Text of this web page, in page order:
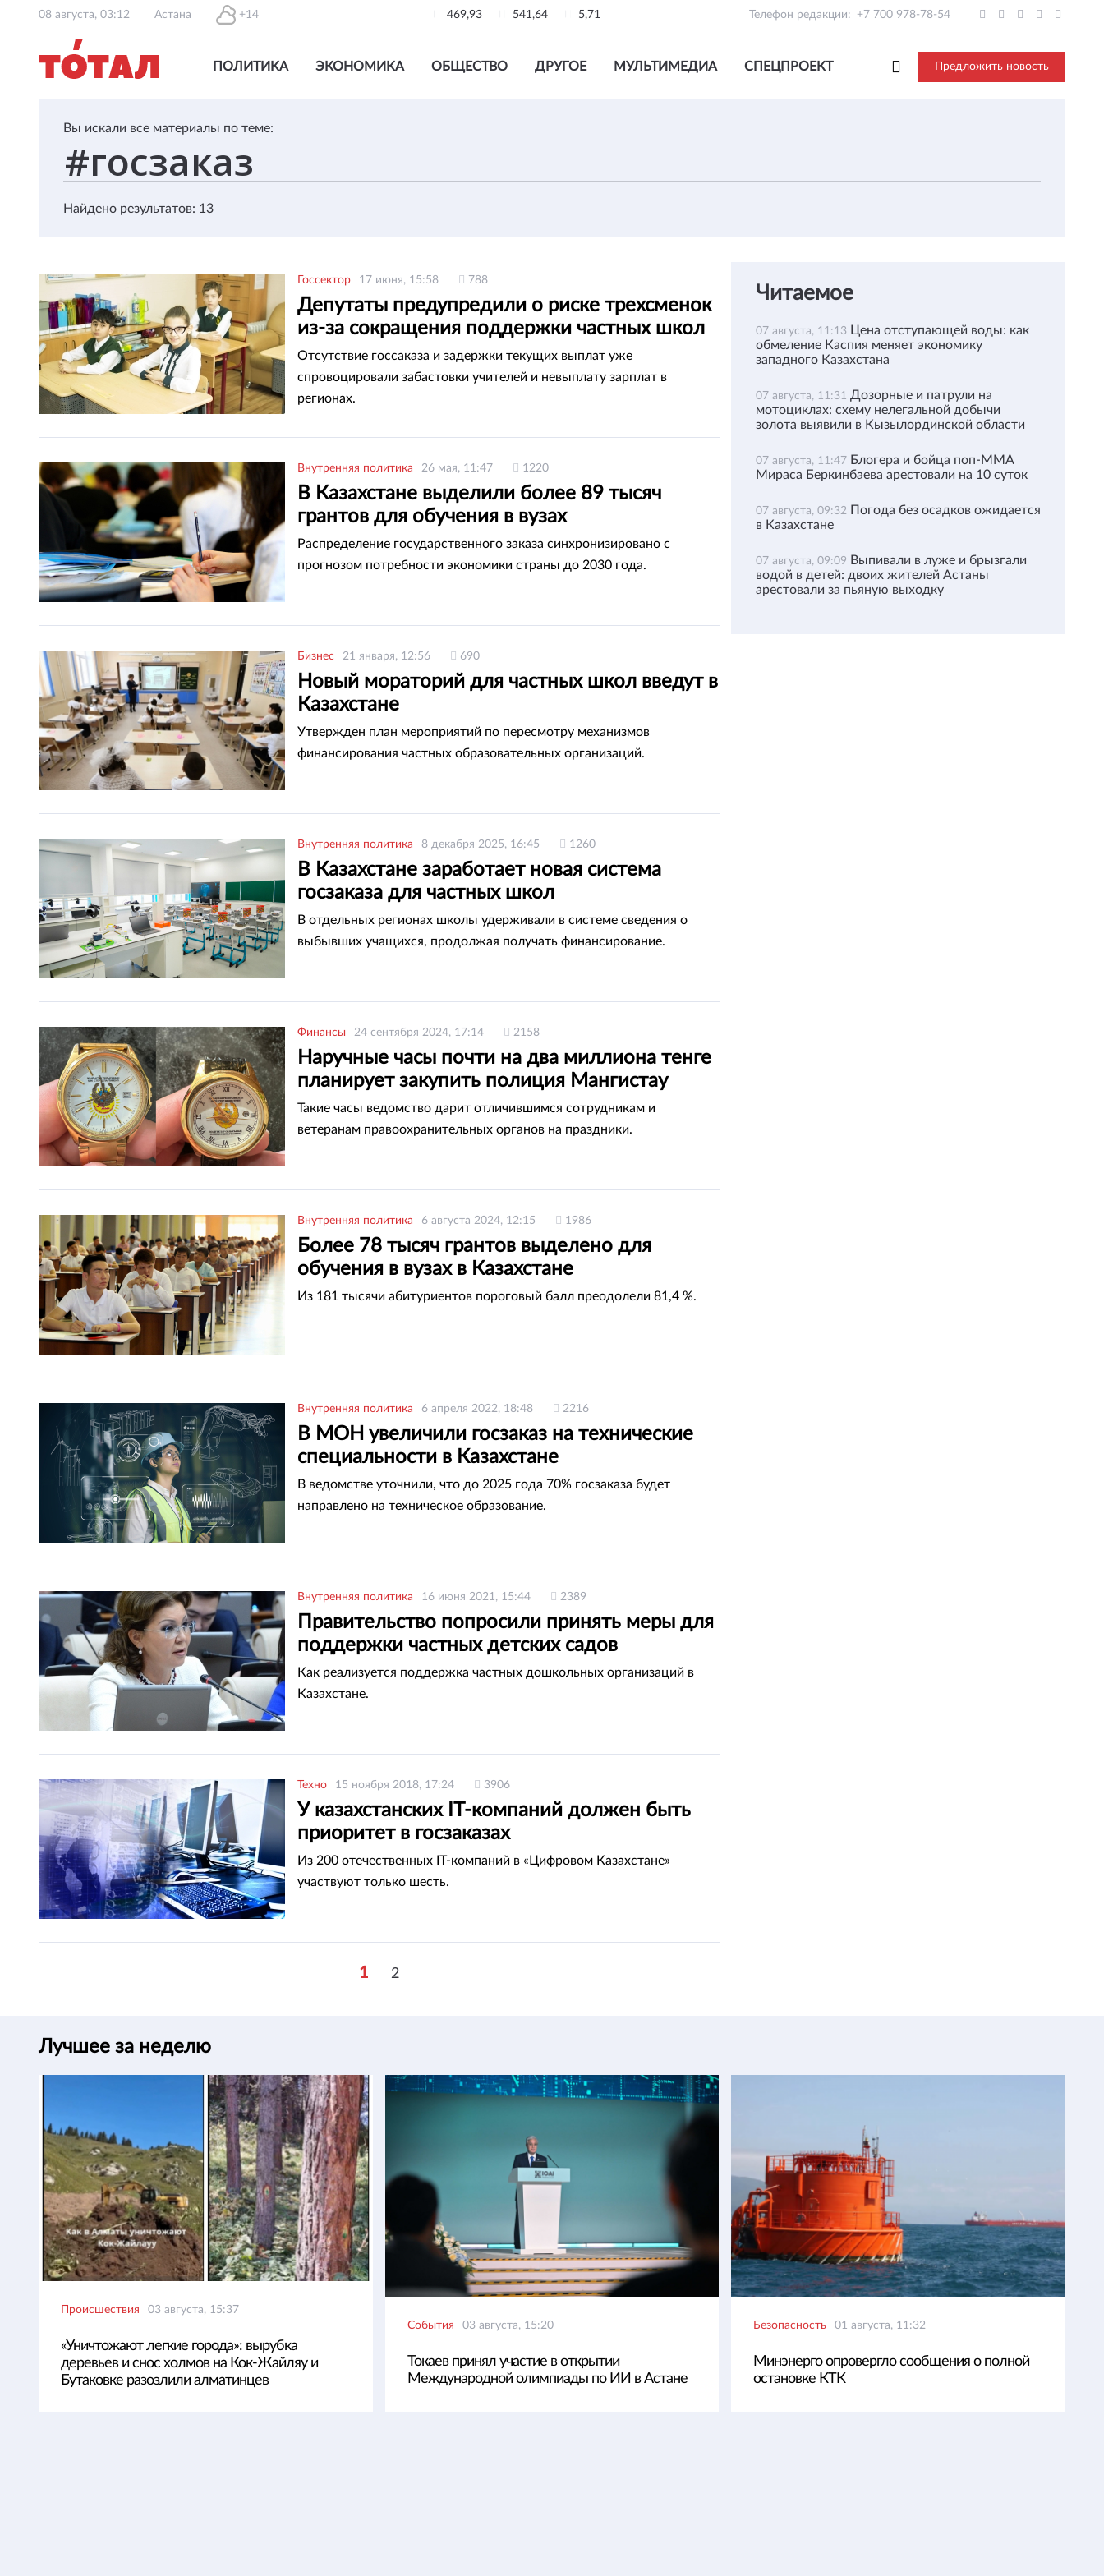
08 августа, 03:12 Астана +14 469,93 541,64 5,71 Телефон редакции: +7 700 978-78-54
ПОЛИТИКА ЭКОНОМИКА ОБЩЕСТВО ДРУГОЕ МУЛЬТИМЕДИА СПЕЦПРОЕКТ Предложить новость
Вы искали все материалы по теме:
Найдено результатов: 13
Госсектор 17 июня, 15:58 788
Депутаты предупредили о риске трехсменок
из-за сокращения поддержки частных школ
Отсутствие госсаказа и задержки текущих выплат уже
спровоцировали забастовки учителей и невыплату зарплат в
регионах.
Внутренняя политика 26 мая, 11:47 1220
В Казахстане выделили более 89 тысяч
грантов для обучения в вузах
Распределение государственного заказа синхронизировано с
прогнозом потребности экономики страны до 2030 года.
Бизнес 21 января, 12:56 690
Новый мораторий для частных школ введут в
Казахстане
Утвержден план мероприятий по пересмотру механизмов
финансирования частных образовательных организаций.
Внутренняя политика 8 декабря 2025, 16:45 1260
В Казахстане заработает новая система
госзаказа для частных школ
В отдельных регионах школы удерживали в системе сведения о
выбывших учащихся, продолжая получать финансирование.
Финансы 24 сентября 2024, 17:14 2158
Наручные часы почти на два миллиона тенге
планирует закупить полиция Мангистау
Такие часы ведомство дарит отличившимся сотрудникам и
ветеранам правоохранительных органов на праздники.
Внутренняя политика 6 августа 2024, 12:15 1986
Более 78 тысяч грантов выделено для
обучения в вузах в Казахстане
Из 181 тысячи абитуриентов пороговый балл преодолели 81,4 %.
Внутренняя политика 6 апреля 2022, 18:48 2216
В МОН увеличили госзаказ на технические
специальности в Казахстане
В ведомстве уточнили, что до 2025 года 70% госзаказа будет
направлено на техническое образование.
Внутренняя политика 16 июня 2021, 15:44 2389
Правительство попросили принять меры для
поддержки частных детских садов
Как реализуется поддержка частных дошкольных организаций в
Казахстане.
Техно 15 ноября 2018, 17:24 3906
У казахстанских IT-компаний должен быть
приоритет в госзаказах
Из 200 отечественных IT-компаний в «Цифровом Казахстане»
участвуют только шесть.
1 2
Читаемое
07 августа, 11:13 Цена отступающей воды: как
обмеление Каспия меняет экономику
западного Казахстана
07 августа, 11:31 Дозорные и патрули на
мотоциклах: схему нелегальной добычи
золота выявили в Кызылординской области
07 августа, 11:47 Блогера и бойца поп-ММА
Мираса Беркинбаева арестовали на 10 суток
07 августа, 09:32 Погода без осадков ожидается
в Казахстане
07 августа, 09:09 Выпивали в луже и брызгали
водой в детей: двоих жителей Астаны
арестовали за пьяную выходку
Лучшее за неделю
Происшествия 03 августа, 15:37
«Уничтожают легкие города»: вырубка
деревьев и снос холмов на Кок-Жайляу и
Бутаковке разозлили алматинцев
События 03 августа, 15:20
Токаев принял участие в открытии
Международной олимпиады по ИИ в Астане
Безопасность 01 августа, 11:32
Минэнерго опровергло сообщения о полной
остановке КТК